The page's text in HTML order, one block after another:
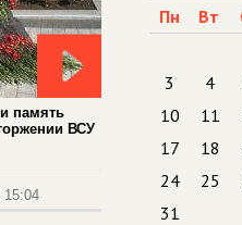
память
ВСУ
15:04
Пн Вт
3
4
10
11
17
18
24
25
31